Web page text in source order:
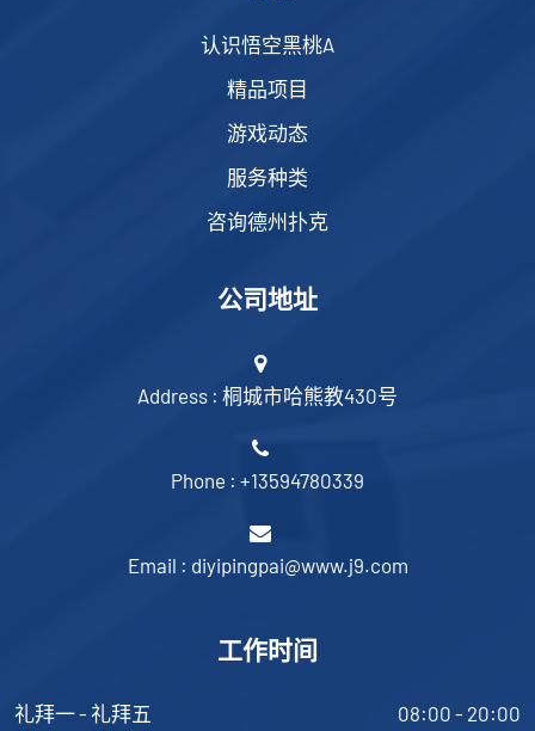
认识悟空黑桃A
精品项目
游戏动态
服务种类
咨询德州扑克
公司地址
Address : 桐城市哈熊教430号
Phone : +13594780339
Email : diyipingpai@www.j9.com
工作时间
礼拜一 - 礼拜五 08:00 - 20:00